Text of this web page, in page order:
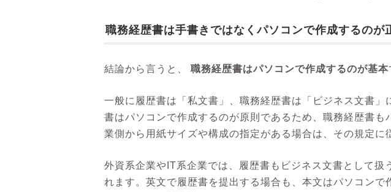
職務経歴書は手書きではなくパソコンで作成するのが
結論から言うと、 職務経歴書はパソコンで作成するのが基本
一般に履歴書は「私文書」、職務経歴書は「ビジネス文書」
書はパソコンで作成するのが原則であるため、職務経歴書も
業側から用紙サイズや構成の指定がある場合は、その規定に
外資系企業やIT系企業では、履歴書もビジネス文書として扱
れます。英文で履歴書を提出する場合も、本文はパソコンで